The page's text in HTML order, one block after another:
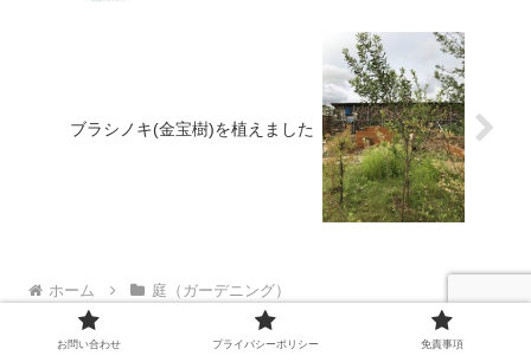
ブラシノキ(金宝樹)を植えました
ホーム 庭（ガーデニング）
お問い合わせ プライバシーポリシー 免責事項